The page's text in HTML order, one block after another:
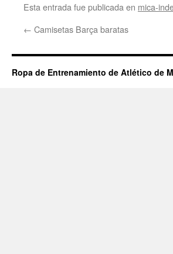
Esta entrada fue publicada en mica-
← Camisetas Barça baratas
Ropa de Entrenamiento de Atlético de